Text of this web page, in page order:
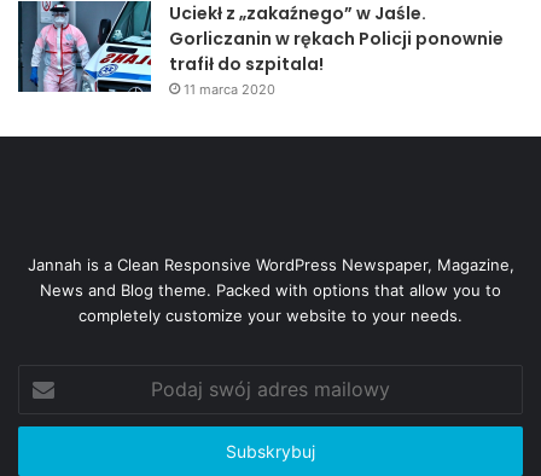
Uciekł z „zakaźnego” w Jaśle.
Gorliczanin w rękach Policji ponownie
trafił do szpitala!
11 marca 2020
Jannah is a Clean Responsive WordPress Newspaper, Magazine,
News and Blog theme. Packed with options that allow you to
completely customize your website to your needs.
swój
adres